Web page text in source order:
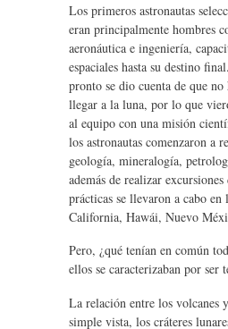
Los primeros astronautas
eran principalmente hombres
aeronáutica e ingeniería,
espaciales hasta su destino
pronto se dio cuenta de que
llegar a la luna, por lo que
al equipo con una misión
los astronautas comenzaron a
geología, mineralogía,
además de realizar
prácticas se llevaron a cabo en
California, Hawái, Nuevo
Pero, ¿qué tenían en común
ellos se caracterizaban por ser
La relación entre los volcanes
simple vista, los cráteres